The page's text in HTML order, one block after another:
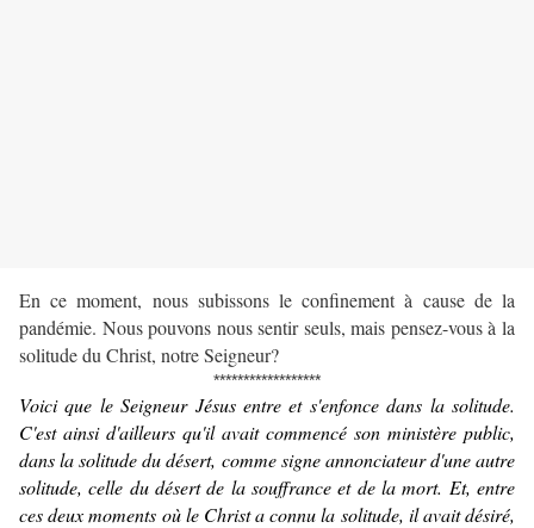
En ce moment, nous subissons le confinement à cause de la
pandémie. Nous pouvons nous sentir seuls, mais pensez-vous à la
solitude du Christ, notre Seigneur?
******************
Voici que le Seigneur Jésus entre et s'enfonce dans la solitude.
C'est ainsi d'ailleurs qu'il avait commencé son ministère public,
dans la solitude du désert, comme signe annonciateur d'une autre
solitude, celle du désert de la souffrance et de la mort. Et, entre
ces deux moments où le Christ a connu la solitude, il avait désiré,